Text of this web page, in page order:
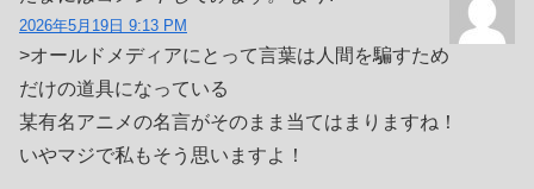
2026年5月19日 9:13 PM
>オールドメディアにとって言葉は人間を騙すため
だけの道具になっている
某有名アニメの名言がそのまま当てはまりますね！
いやマジで私もそう思いますよ！